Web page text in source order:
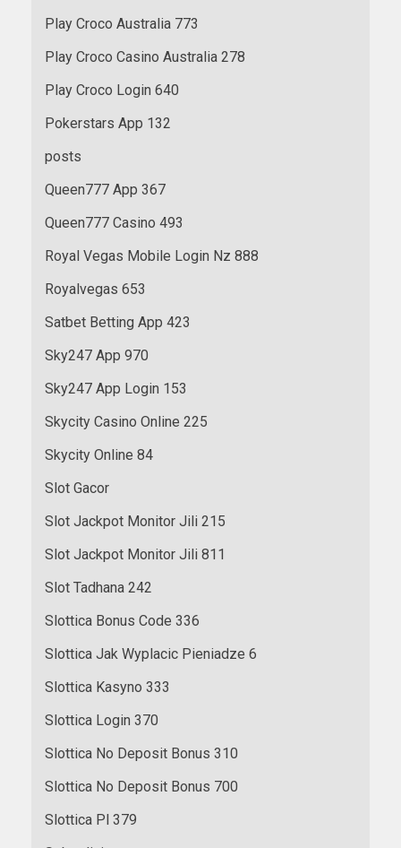
Play Croco Australia 773
Play Croco Casino Australia 278
Play Croco Login 640
Pokerstars App 132
posts
Queen777 App 367
Queen777 Casino 493
Royal Vegas Mobile Login Nz 888
Royalvegas 653
Satbet Betting App 423
Sky247 App 970
Sky247 App Login 153
Skycity Casino Online 225
Skycity Online 84
Slot Gacor
Slot Jackpot Monitor Jili 215
Slot Jackpot Monitor Jili 811
Slot Tadhana 242
Slottica Bonus Code 336
Slottica Jak Wyplacic Pieniadze 6
Slottica Kasyno 333
Slottica Login 370
Slottica No Deposit Bonus 310
Slottica No Deposit Bonus 700
Slottica Pl 379